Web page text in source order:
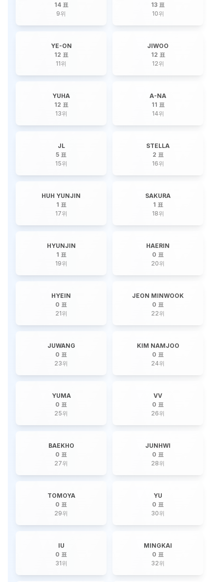
14 표
9위
13 표
10위
YE-ON
12 표
11위
JIWOO
12 표
12위
YUHA
12 표
13위
A-NA
11 표
14위
JL
5 표
15위
STELLA
2 표
16위
HUH YUNJIN
1 표
17위
SAKURA
1 표
18위
HYUNJIN
1 표
19위
HAERIN
0 표
20위
HYEIN
0 표
21위
JEON MINWOOK
0 표
22위
JUWANG
0 표
23위
KIM NAMJOO
0 표
24위
YUMA
0 표
25위
VV
0 표
26위
BAEKHO
0 표
27위
JUNHWI
0 표
28위
TOMOYA
0 표
29위
YU
0 표
30위
IU
0 표
31위
MINGKAI
0 표
32위